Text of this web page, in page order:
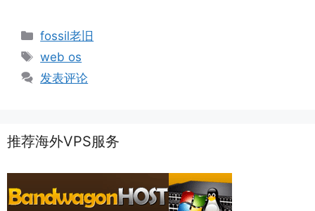
分
fossil老旧
标
签
web os
发表评论
推荐海外VPS服务